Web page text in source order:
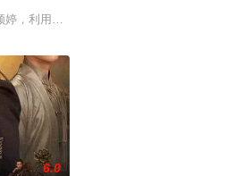
旋在各怀心思的豪门众人间，引猎物上钩
”。他与女探长穆英搭档，侦破阎王娶亲
子进士科三元及第入翰林院的奇女子。
婷，利用顾炎女儿奴的属性，请求老炮儿
6.0